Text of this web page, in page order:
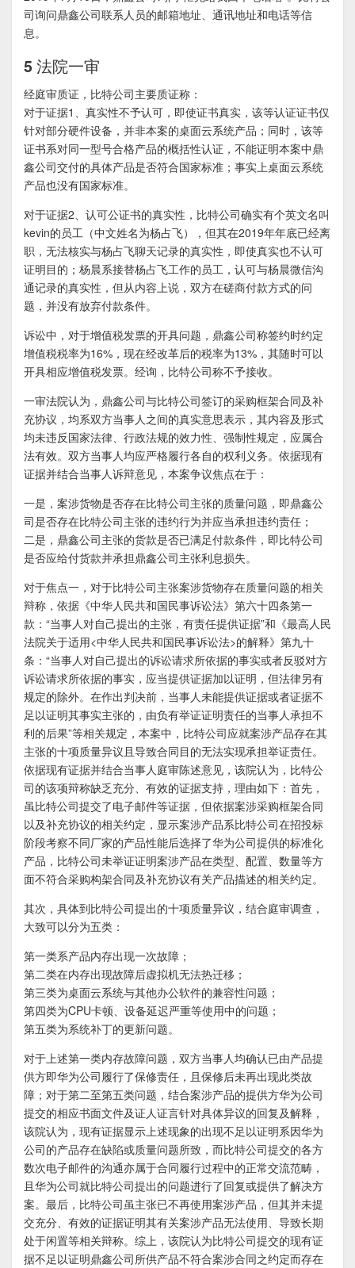
司询问鼎鑫公司联系人员的邮箱地址、通讯地址和电话等信
息。
5 法院一审
经庭审质证，比特公司主要质证称：
对于证据1、真实性不予认可，即使证书真实，该等认证证书仅
针对部分硬件设备，并非本案的桌面云系统产品；同时，该等
证书系对同一型号合格产品的概括性认证，不能证明本案中鼎
鑫公司交付的具体产品是否符合国家标准；事实上桌面云系统
产品也没有国家标准。
对于证据2、认可公证书的真实性，比特公司确实有个英文名叫
kevin的员工（中文姓名为杨占飞），但其在2019年年底已经离
职，无法核实与杨占飞聊天记录的真实性，即使真实也不认可
证明目的；杨晨系接替杨占飞工作的员工，认可与杨晨微信沟
通记录的真实性，但从内容上说，双方在磋商付款方式的问
题，并没有放弃付款条件。
诉讼中，对于增值税发票的开具问题，鼎鑫公司称签约时约定
增值税税率为16%，现在经改革后的税率为13%，其随时可以
开具相应增值税发票。经询，比特公司称不予接收。
一审法院认为，鼎鑫公司与比特公司签订的采购框架合同及补
充协议，均系双方当事人之间的真实意思表示，其内容及形式
均未违反国家法律、行政法规的效力性、强制性规定，应属合
法有效。双方当事人均应严格履行各自的权利义务。依据现有
证据并结合当事人诉辩意见，本案争议焦点在于：
一是，案涉货物是否存在比特公司主张的质量问题，即鼎鑫公
司是否存在比特公司主张的违约行为并应当承担违约责任；
二是，鼎鑫公司主张的货款是否已满足付款条件，即比特公司
是否应给付货款并承担鼎鑫公司主张利息损失。
对于焦点一，对于比特公司主张案涉货物存在质量问题的相关
辩称，依据《中华人民共和国民事诉讼法》第六十四条第一
款：“当事人对自己提出的主张，有责任提供证据”和《最高人民
法院关于适用<中华人民共和国民事诉讼法>的解释》第九十
条：“当事人对自己提出的诉讼请求所依据的事实或者反驳对方
诉讼请求所依据的事实，应当提供证据加以证明，但法律另有
规定的除外。在作出判决前，当事人未能提供证据或者证据不
足以证明其事实主张的，由负有举证证明责任的当事人承担不
利的后果”等相关规定，本案中，比特公司应就案涉产品存在其
主张的十项质量异议且导致合同目的无法实现承担举证责任。
依据现有证据并结合当事人庭审陈述意见，该院认为，比特公
司的该项辩称缺乏充分、有效的证据支持，理由如下：首先，
虽比特公司提交了电子邮件等证据，但依据案涉采购框架合同
以及补充协议的相关约定，显示案涉产品系比特公司在招投标
阶段考察不同厂家的产品性能后选择了华为公司提供的标准化
产品，比特公司未举证证明案涉产品在类型、配置、数量等方
面不符合采购构架合同及补充协议有关产品描述的相关约定。
其次，具体到比特公司提出的十项质量异议，结合庭审调查，
大致可以分为五类：
第一类系产品内存出现一次故障；
第二类在内存出现故障后虚拟机无法热迁移；
第三类为桌面云系统与其他办公软件的兼容性问题；
第四类为CPU卡顿、设备延迟严重等使用中的问题；
第五类为系统补丁的更新问题。
对于上述第一类内存故障问题，双方当事人均确认已由产品提
供方即华为公司履行了保修责任，且保修后未再出现此类故
障；对于第二至第五类问题，结合案涉产品的提供方华为公司
提交的相应书面文件及证人证言针对具体异议的回复及解释，
该院认为，现有证据显示上述现象的出现不足以证明系因华为
公司的产品存在缺陷或质量问题所致，而比特公司提交的各方
数次电子邮件的沟通亦属于合同履行过程中的正常交流范畴，
且华为公司就比特公司提出的问题进行了回复或提供了解决方
案。最后，比特公司虽主张已不再使用案涉产品，但其并未提
交充分、有效的证据证明其有关案涉产品无法使用、导致长期
处于闲置等相关辩称。综上，该院认为比特公司提交的现有证
据不足以证明鼎鑫公司所供产品不符合案涉合同之约定而存在